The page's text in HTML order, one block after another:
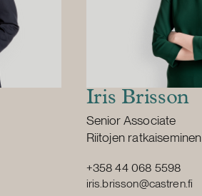
Iris Brisson
Position:
Senior Associate
Primary service
Riitojen ratkaiseminen
+358 44 068 5598
iris.brisson@castren.fi